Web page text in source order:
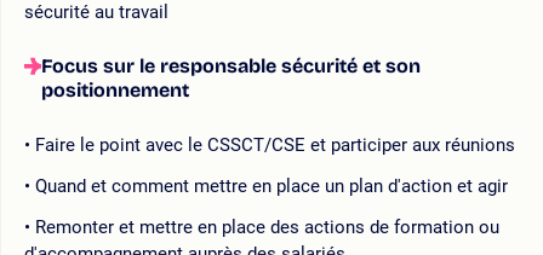
sécurité au travail
Focus sur le responsable sécurité et son
positionnement
Faire le point avec le CSSCT/CSE et participer aux réunions
Quand et comment mettre en place un plan d'action et agir
Remonter et mettre en place des actions de formation ou